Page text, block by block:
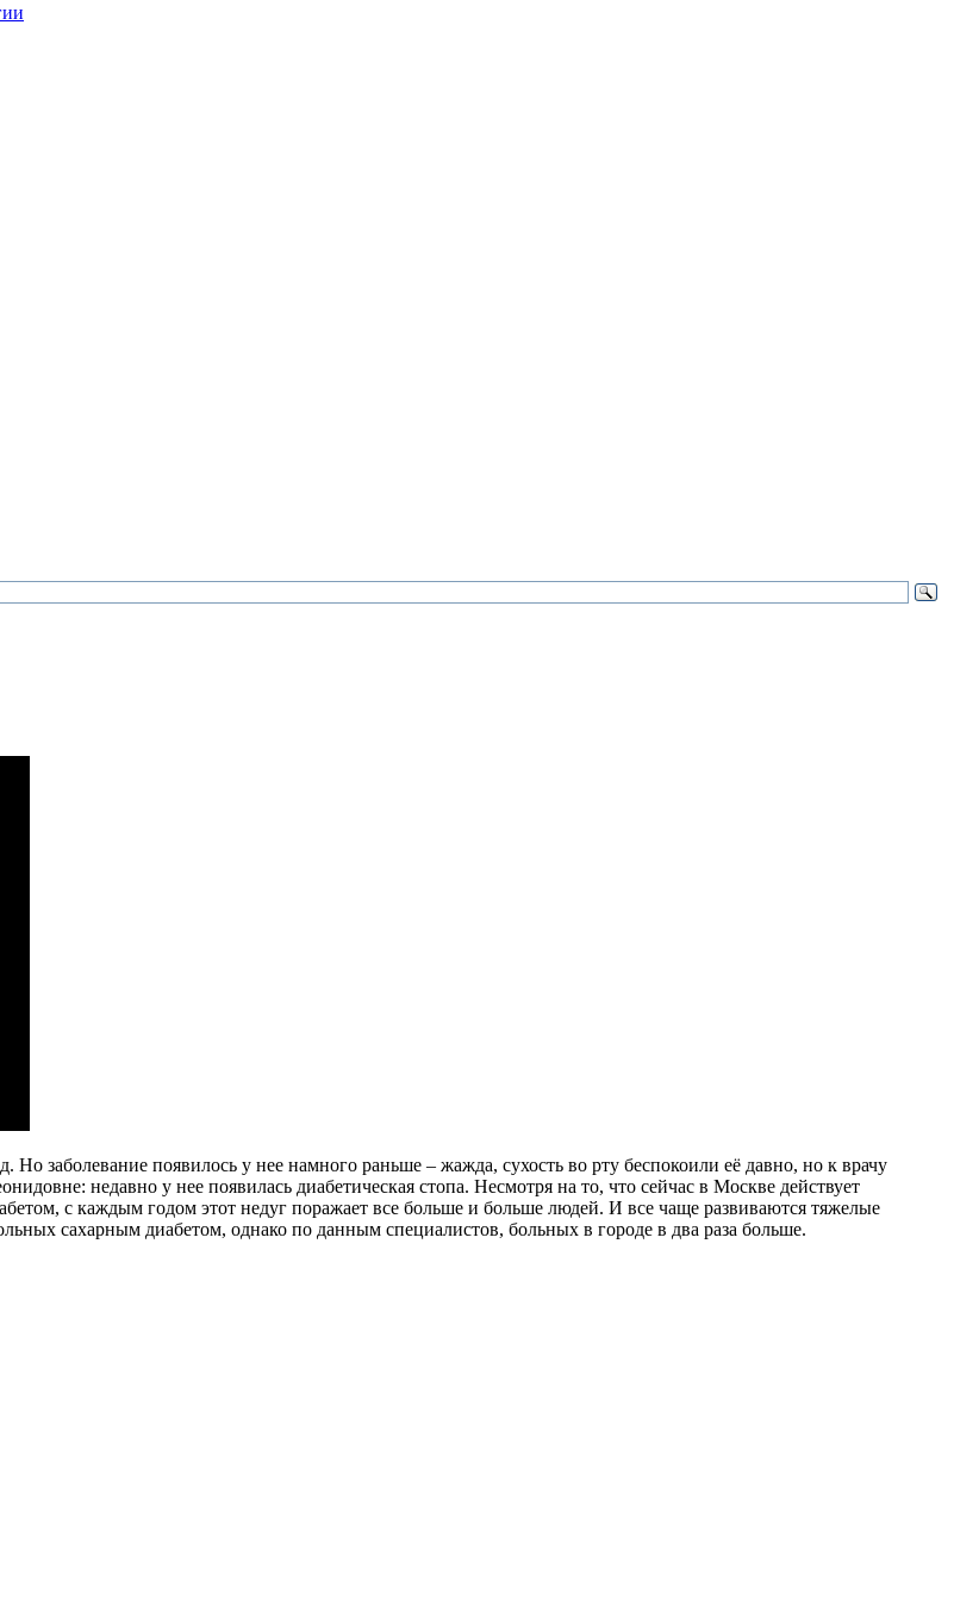
Но заболевание появилось у нее намного раньше – жажда, сухость во рту беспокоили её давно, но к врачу
недавно у нее появилась диабетическая стопа. Несмотря на то, что сейчас в Москве действует
с каждым годом этот недуг поражает все больше и больше людей. И все чаще развиваются тяжелые
сахарным диабетом, однако по данным специалистов, больных в городе в два раза больше.